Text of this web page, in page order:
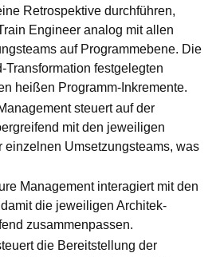
Retro­spektive durchführen,
Engineer analog mit allen
auf Programmebene. Die
Transformation festgelegten
heißen Programm-Inkremente.
steuert auf der
mit den jeweiligen
einzelnen Umsetzungs­teams, was
Management interagiert mit den
die jeweiligen Architek­
zusammen­passen.
die Bereit­stellung der